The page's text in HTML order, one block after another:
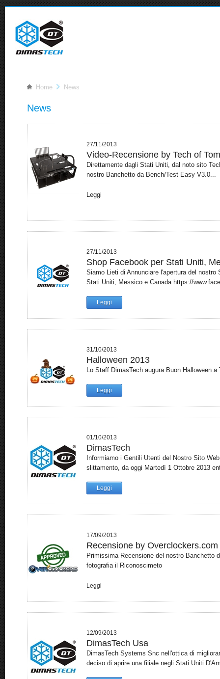
Home News
News
27/11/2013
Video-Recensione by Tech of
Direttamente dagli Stati Uniti, dal noto sito
nostro Banchetto da Bench/Test Easy V3.0...
Leggi
27/11/2013
Shop Facebook per Stati Uniti,
Siamo Lieti di Annunciare l'apertura del
Stati Uniti, Messico e Canada https://
Leggi
31/10/2013
Halloween 2013
Lo Staff DimasTech augura Buon Halloween
Leggi
01/10/2013
DimasTech
Informiamo i Gentili Utenti del Nostro Sito
slittamento, da oggi Martedì 1 Ottobre 2013
Leggi
17/09/2013
Recensione by Overclockers.com
Primissima Recensione del nostro Banchetto
fotografia il Riconoscimeto
Leggi
12/09/2013
DimasTech Usa
DimasTech Systems Snc nell'ottica di
deciso di aprire una filiale negli Stati Uniti